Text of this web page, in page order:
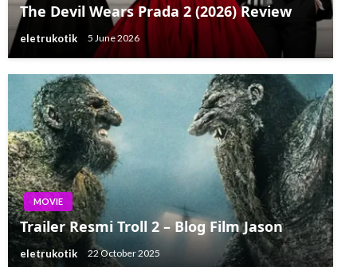
The Devil Wears Prada 2 (2026) Review
eletrukotik 5 June 2026
MOVIE
Trailer Resmi Troll 2 – Blog Film Jason
eletrukotik 22 October 2025